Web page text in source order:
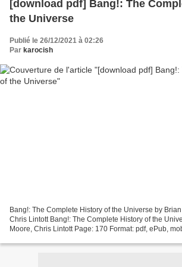
[download pdf] Bang!: The
the Universe
Publié le 26/12/2021 à 02:26
Par karocish
Bang!: The Complete History of the Universe by Brian
Chris Lintott Bang!: The Complete History of the
Moore, Chris Lintott Page: 170 Format: pdf, ePub,